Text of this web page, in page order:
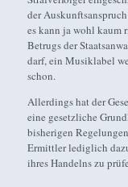
der
es kann ja wohl kaum
Betrugs der
darf, ein Musiklabel
schon.
Allerdings hat der
eine gesetzliche
bisherigen
Ermittler lediglich
ihres Handelns zu